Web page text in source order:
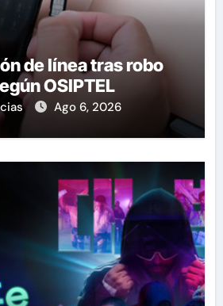
de línea tras robo
OSIPTEL
Ago 6, 2026